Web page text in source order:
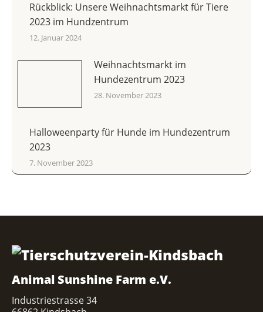
Rückblick: Unsere Weihnachtsmarkt für Tiere
2023 im Hundzentrum
12. Januar 2024
Weihnachtsmarkt im
Hundezentrum 2023
28. November 2023
Halloweenparty für Hunde im Hundezentrum
2023
7. November 2023
Animal Sunshine Farm e.V.
Industriestrasse 34